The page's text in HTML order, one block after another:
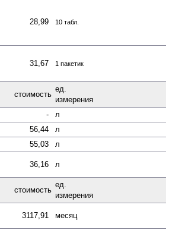
28,99 10 табл.
31,67 1 пакетик
стоимость
ед.
измерения
-
л
56,44
л
55,03
л
36,16 л
стоимость
ед.
измерения
3117,91 месяц